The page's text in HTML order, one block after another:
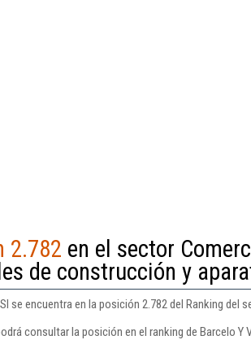
2.782 en el sector
de construcción y
se encuentra en la posición 2.782 del Ranking
consultar la posición en el ranking de Barcelo Y